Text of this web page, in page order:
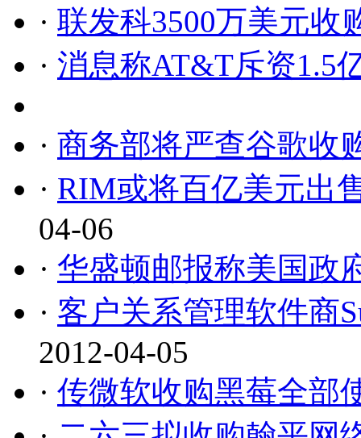
· 联发科3500万美元收
· 消息称AT&T斥资1.5
· 商务部将严查谷歌收
· RIM或将百亿美元出
04-06
· 华盛顿邮报称美国政
· 客户关系管理软件商
2012-04-05
· 传微软收购黑莓全部